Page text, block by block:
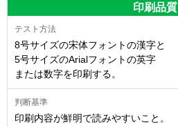
印刷品質
8号サイズの宋体フォントの漢字と
5号サイズのArialフォントの英字
または数字を印刷する。
印刷内容が鮮明で読みやすいこと。